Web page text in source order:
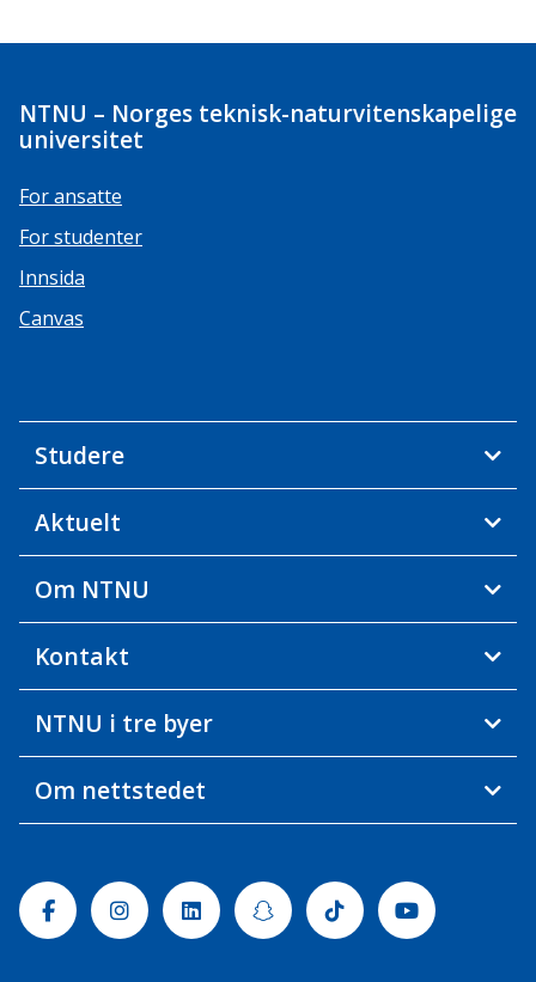
NTNU – Norges teknisk-naturvitenskapelige
universitet
For ansatte
For studenter
Innsida
Canvas
Studere
Aktuelt
Om NTNU
Kontakt
NTNU i tre byer
Om nettstedet
FacebookInstagramLinkedinSnapchatTiktok Youtube